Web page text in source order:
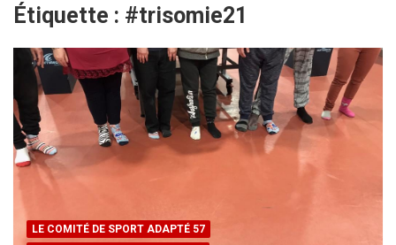
Étiquette : #trisomie21
LE COMITÉ DE SPORT ADAPTÉ 57